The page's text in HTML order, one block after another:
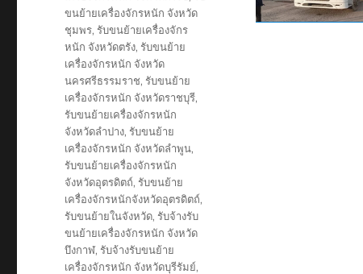
ขนย้ายเครื่องจักรหนัก จังหวัด
ชุมพร,รับขนย้ายเครื่องจักร
หนัก จังหวัดตรัง,รับขนย้าย
เครื่องจักรหนัก จังหวัด
นครศรีธรรมราช,รับขนย้าย
เครื่องจักรหนัก จังหวัดราชบุรี,
รับขนย้ายเครื่องจักรหนัก
จังหวัดลำปาง,รับขนย้าย
เครื่องจักรหนัก จังหวัดลำพูน,
รับขนย้ายเครื่องจักรหนัก
จังหวัดอุตรดิตถ์,รับขนย้าย
เครื่องจักรหนักจังหวัดอุตรดิตถ์,
รับขนย้ายในจังหวัด,รับจ้างรับ
ขนย้ายเครื่องจักรหนัก จังหวัด
บึงกาฬ,รับจ้างรับขนย้าย
เครื่องจักรหนัก จังหวัดบุรีรัมย์,